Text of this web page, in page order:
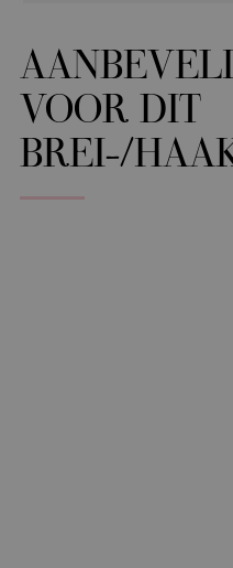
VOOR DIT
BREI-/